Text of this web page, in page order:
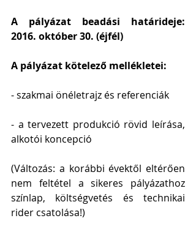
A pályázat beadási határideje:
2016. október 30. (éjfél)
A pályázat kötelező mellékletei:
- szakmai önéletrajz és referenciák
- a tervezett produkció rövid leírása,
alkotói koncepció
(Változás: a korábbi évektől eltérően
nem feltétel a sikeres pályázathoz
színlap, költségvetés és technikai
rider csatolása!)